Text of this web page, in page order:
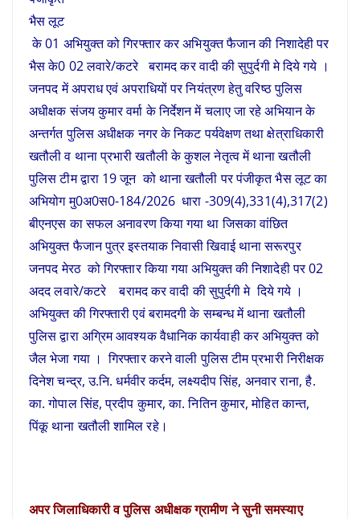
भैस लूट
के 01 अभियुक्त को गिरफ्तार कर अभियुक्त फैजान की निशादेही पर
भैस के0 02 लवारे/कटरे बरामद कर वादी की सुपुर्दगी मे दिये गये ।
जनपद में अपराध एवं अपराधियों पर नियंत्रण हेतु वरिष्ठ पुलिस
अधीक्षक संजय कुमार वर्मा के निर्देशन में चलाए जा रहे अभियान के
अन्तर्गत पुलिस अधीक्षक नगर के निकट पर्यवेक्षण तथा क्षेत्राधिकारी
खतौली व थाना प्रभारी खतौली के कुशल नेतृत्व में थाना खतौली
पुलिस टीम द्वारा 19 जून को थाना खतौली पर पंजीकृत भैस लूट का
अभियोग मु0अ0स0-184/2026 धारा -309(4),331(4),317(2)
बीएनएस का सफल अनावरण किया गया था जिसका वांछित
अभियुक्त फैजान पुत्र इस्तयाक निवासी खिवाई थाना सरूरपुर
जनपद मेरठ को गिरफ्तार किया गया अभियुक्त की निशादेही पर 02
अदद लवारे/कटरे बरामद कर वादी की सुपुर्दगी मे दिये गये ।
अभियुक्त की गिरफ्तारी एवं बरामदगी के सम्बन्ध में थाना खतौली
पुलिस द्वारा अग्रिम आवश्यक वैधानिक कार्यवाही कर अभियुक्त को
जैल भेजा गया । गिरफ्तार करने वाली पुलिस टीम प्रभारी निरीक्षक
दिनेश चन्द्र, उ.नि. धर्मवीर कर्दम, लक्ष्यदीप सिंह, अनवार राना, है.
का. गोपाल सिंह, प्रदीप कुमार, का. नितिन कुमार, मोहित कान्त,
पिंकू थाना खतौली शामिल रहे।
अपर जिलाधिकारी व पुलिस अधीक्षक ग्रामीण ने सुनी समस्याए